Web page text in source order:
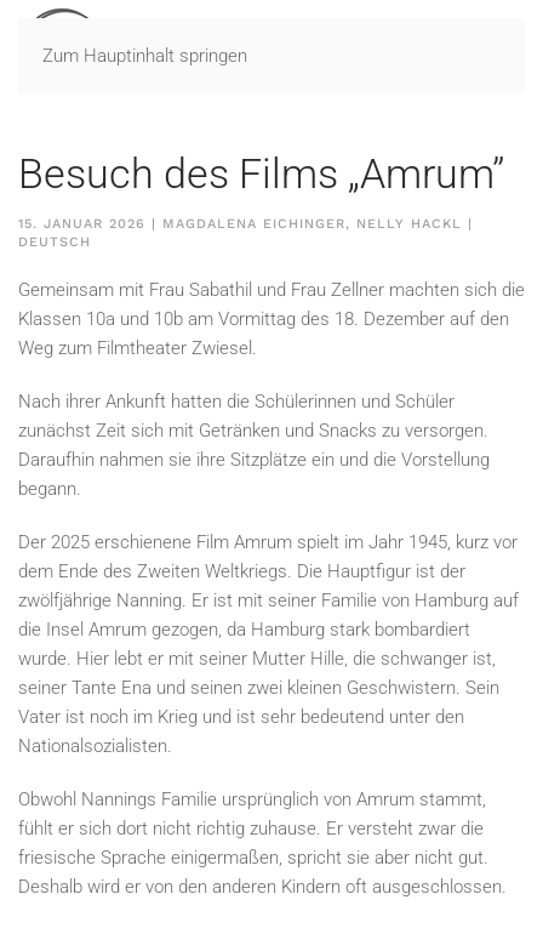
Zum Hauptinhalt springen
Besuch des Films „Amrum”
15. JANUAR 2026
| MAGDALENA EICHINGER, NELLY HACKL |
DEUTSCH
Gemeinsam mit Frau Sabathil und Frau Zellner machten sich die
Klassen 10a und 10b am Vormittag des 18. Dezember auf den
Weg zum Filmtheater Zwiesel.
Nach ihrer Ankunft hatten die Schülerinnen und Schüler
zunächst Zeit sich mit Getränken und Snacks zu versorgen.
Daraufhin nahmen sie ihre Sitzplätze ein und die Vorstellung
begann.
Der 2025 erschienene Film Amrum spielt im Jahr 1945, kurz vor
dem Ende des Zweiten Weltkriegs. Die Hauptfigur ist der
zwölfjährige Nanning. Er ist mit seiner Familie von Hamburg auf
die Insel Amrum gezogen, da Hamburg stark bombardiert
wurde. Hier lebt er mit seiner Mutter Hille, die schwanger ist,
seiner Tante Ena und seinen zwei kleinen Geschwistern. Sein
Vater ist noch im Krieg und ist sehr bedeutend unter den
Nationalsozialisten.
Obwohl Nannings Familie ursprünglich von Amrum stammt,
fühlt er sich dort nicht richtig zuhause. Er versteht zwar die
friesische Sprache einigermaßen, spricht sie aber nicht gut.
Deshalb wird er von den anderen Kindern oft ausgeschlossen.